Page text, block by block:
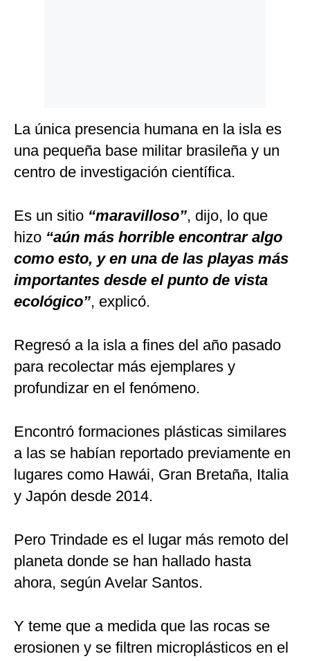
La única presencia humana en la isla es
una pequeña base militar brasileña y un
centro de investigación científica.
Es un sitio “maravilloso”, dijo, lo que
hizo “aún más horrible encontrar algo
como esto, y en una de las playas más
importantes desde el punto de vista
ecológico”, explicó.
Regresó a la isla a fines del año pasado
para recolectar más ejemplares y
profundizar en el fenómeno.
Encontró formaciones plásticas similares
a las se habían reportado previamente en
lugares como Hawái, Gran Bretaña, Italia
y Japón desde 2014.
Pero Trindade es el lugar más remoto del
planeta donde se han hallado hasta
ahora, según Avelar Santos.
Y teme que a medida que las rocas se
erosionen y se filtren microplásticos en el